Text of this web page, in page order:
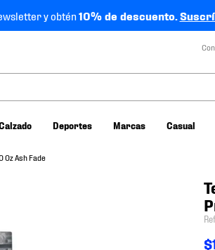
y obtén10% de descuento.
Deportes Marcas Casual
Ash Fade
$